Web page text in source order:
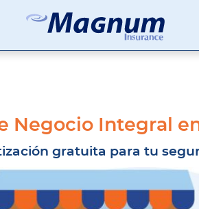
Seguros
Agencia
Suburbios
Negocio Integral
gratuita para tu